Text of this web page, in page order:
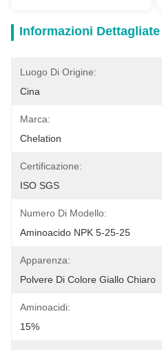
Informazioni Dettagliate
Luogo Di Origine:
Cina
Marca:
Chelation
Certificazione:
ISO SGS
Numero Di Modello:
Aminoacido NPK 5-25-25
Apparenza:
Polvere Di Colore Giallo Chiaro
Aminoacidi:
15%